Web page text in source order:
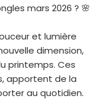
mars 2026 ? 🌸
et lumière
dimension,
printemps. Ces
apportent de la
au quotidien.